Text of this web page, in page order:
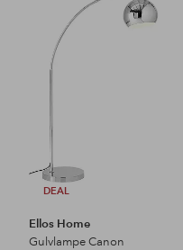
DEAL
til
Ellos Home
Gulvlampe Canon